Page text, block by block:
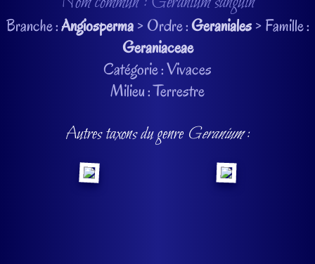
Branche :Angiosperma> Ordre :Geraniales> Famille :
Geraniaceae
Catégorie : Vivaces
Milieu : Terrestre
Autres taxons du genre Geranium: